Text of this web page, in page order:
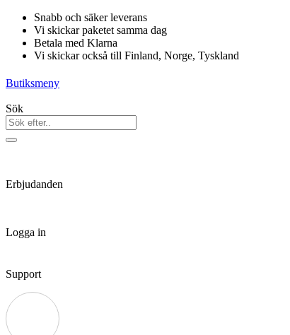
Hoppa
innehåll
Snabb och säker leverans
Vi skickar paketet samma dag
Betala med Klarna
Vi skickar också till Finland, Norge, Tyskland
Butiksmeny
Sök
Erbjudanden
Logga in
Support